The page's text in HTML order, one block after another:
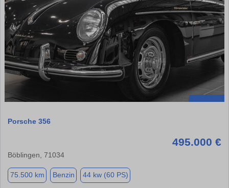
Porsche 356
495.000 €
Böblingen, 71034
75.500 km Benzin 44 kw (60 PS)